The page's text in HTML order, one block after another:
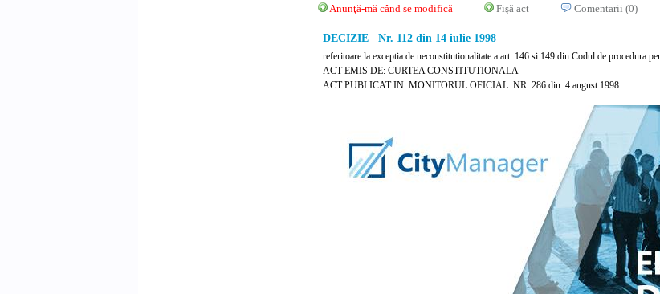
Anunţă-mă când se modifică Fişă act Comentarii (0)
DECIZIE Nr. 112 din 14 iulie 1998
referitoare la exceptia de neconstitutionalitate a art. 146 si 149 din Codul de procedura
ACT EMIS DE: CURTEA CONSTITUTIONALA
ACT PUBLICAT IN: MONITORUL OFICIAL NR. 286 din 4 august 1998